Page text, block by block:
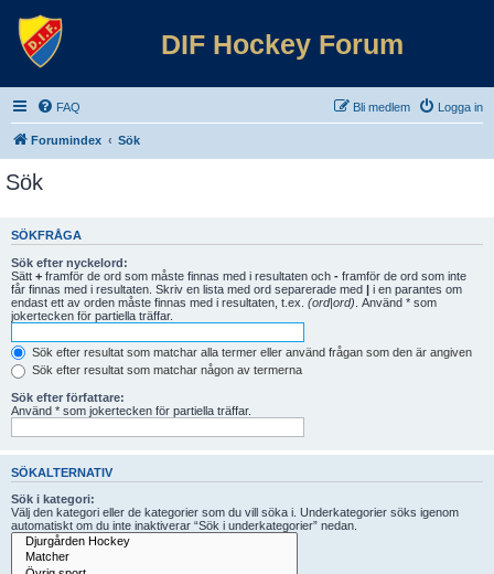
DIF Hockey Forum
FAQ Logga in
Bli medlem
Forumindex Sök
Sök
SÖKFRÅGA
Sök efter nyckelord:
Sätt + framför de ord som måste finnas med i resultaten och - framför de ord som inte
får finnas med i resultaten. Skriv en lista med ord separerade med | i en parantes om
endast ett av orden måste finnas med i resultaten, t.ex. (ord|ord) . Använd * som
jokertecken för partiella träffar.
Sök efter resultat som matchar alla termer eller använd frågan som den är angiven
Sök efter resultat som matchar någon av termerna
Sök efter författare:
Använd * som jokertecken för partiella träffar.
SÖKALTERNATIV
Sök i kategori:
Välj den kategori eller de kategorier som du vill söka i. Underkategorier söks igenom
automatiskt om du inte inaktiverar “Sök i underkategorier” nedan.